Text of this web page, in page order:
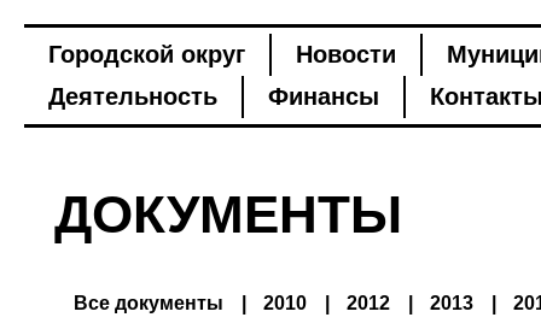
Городской округ Новости
Деятельность
Финансы
ДОКУМЕНТЫ
Все документы 2010 2012 2013